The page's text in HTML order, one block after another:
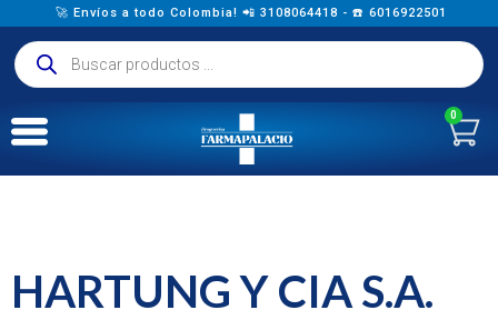
🚀 Envíos a todo Colombia! 📲 3108064418 - ☎️ 6016922501
0
HARTUNG Y CIA S.A.